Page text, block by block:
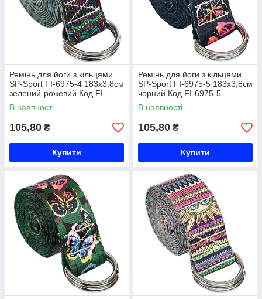
Ремінь для йоги з кільцями
SP-Sport FI-6975-4 183x3,8см
зелений-рожевий Код FI-
6975-4
В наявності
105,80 ₴
Купити
Ремінь для йоги з кільцями
SP-Sport FI-6975-5 183x3,8см
чорний Код FI-6975-5
В наявності
105,80 ₴
Купити